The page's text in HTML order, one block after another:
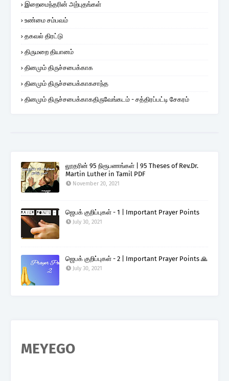
இறைமைந்தரின் அற்புதங்கள்
உண்மை சம்பவம்
தகவல் திரட்டு
திருமறை தியானம்
தினமும் திருச்சபைக்காக
தினமும் திருச்சபைக்காகசாந்த
தினமும் திருச்சபைக்காகதிருவேங்கடம் - சத்திரப்பட்டி சேகரம்
லூதரின் 95 நிரூபணங்கள் | 95 Theses of Rev.Dr.
Martin Luther in Tamil PDF
November 20, 2021
ஜெபக் குறிப்புகள் - 1 | Important Prayer Points
July 30, 2021
ஜெபக் குறிப்புகள் - 2 | Important Prayer Points 🙏
July 30, 2021
MEYEGO